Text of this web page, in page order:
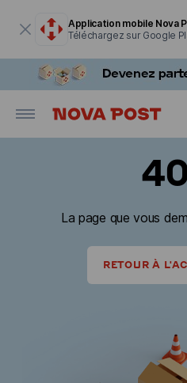
Application mobile Nova
Téléchargez sur Google
La page que vous
RETOUR À